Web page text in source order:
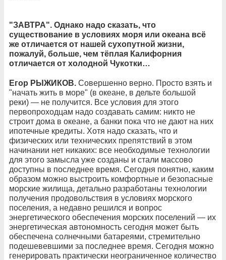
"ЗАВТРА". Однако надо сказать, что
существование в условиях моря или океана всё
же отличается от нашей сухопутной жизни,
пожалуй, больше, чем тёплая Калифорния
отличается от холодной Чукотки…
Егор РЫЖИКОВ. Совершенно верно. Просто взять и
"начать жить в море" (в океане, в дельте большой
реки) — не получится. Все условия для этого
первопроходцам надо создавать самим: никто не
строит дома в океане, а банки пока что не дают на них
ипотечные кредиты. Хотя надо сказать, что и
физических или технических препятствий в этом
начинании нет никаких: все необходимые технологии
для этого замысла уже созданы и стали массово
доступны в последнее время. Сегодня понятно, каким
образом можно выстроить комфортные и безопасные
морские жилища, детально разработаны технологии
получения продовольствия в условиях морского
поселения, а недавно решился и вопрос
энергетического обеспечения морских поселений — их
энергетическая автономность сегодня может быть
обеспечена солнечными батареями, стремительно
подешевевшими за последнее время. Сегодня можно
генерировать практически неограниченное количество